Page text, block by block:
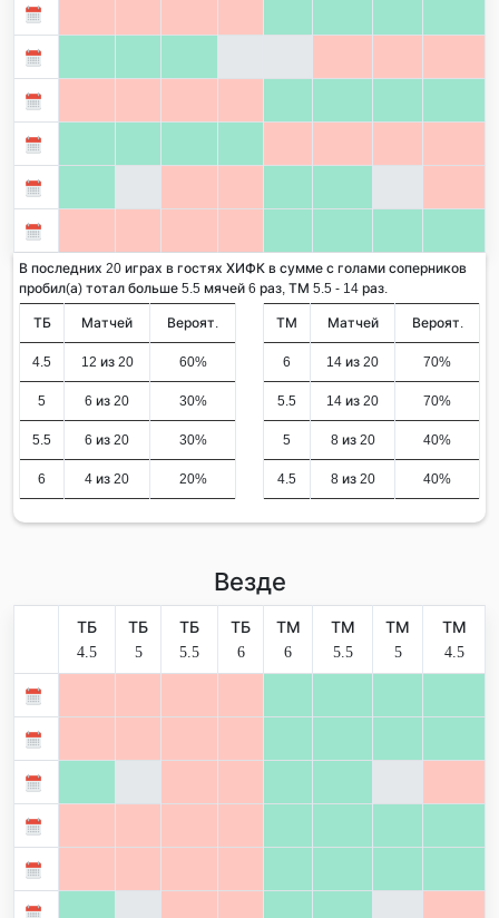
В последних 20 играх в гостях ХИФК в сумме с голами соперников
пробил(а) тотал больше 5.5 мячей 6 раз, ТМ 5.5 - 14 раз.
ТБ Матчей Вероят.
4.5 12 из 20 60%
5 6 из 20 30%
5.5 6 из 20 30%
6 4 из 20 20%
ТМ Матчей Вероят.
6 14 из 20 70%
5.5 14 из 20 70%
5 8 из 20 40%
4.5 8 из 20 40%
Везде
ТБ
4.5
ТБ
5
ТБ
5.5
ТБ
6
ТМ
6
ТМ
5.5
ТМ
5
ТМ
4.5